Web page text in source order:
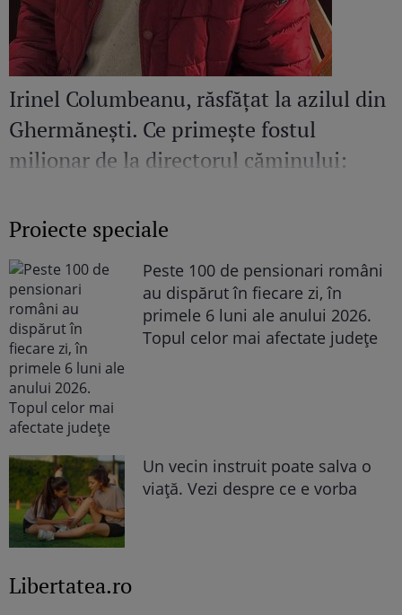
Irinel Columbeanu, răsfățat la azilul din
Ghermănești. Ce primește fostul
milionar de la directorul căminului:
Proiecte speciale
Peste 100 de pensionari români
au dispărut în fiecare zi, în
primele 6 luni ale anului 2026.
Topul celor mai afectate județe
Un vecin instruit poate salva o
viață. Vezi despre ce e vorba
Libertatea.ro